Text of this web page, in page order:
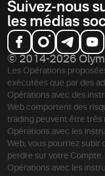
Suivez-nous
les médias
© 2014-2026
Les Opérations
exécutées que par des
Opérations avec des
Web comportent des
trading peuvent être très
Opérations avec les
Web, vous pourriez subir
perdre sur votre
Opérations avec les